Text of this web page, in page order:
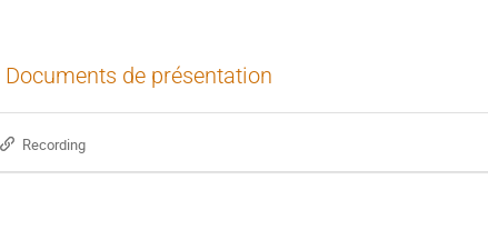
Documents de présentation
Recording